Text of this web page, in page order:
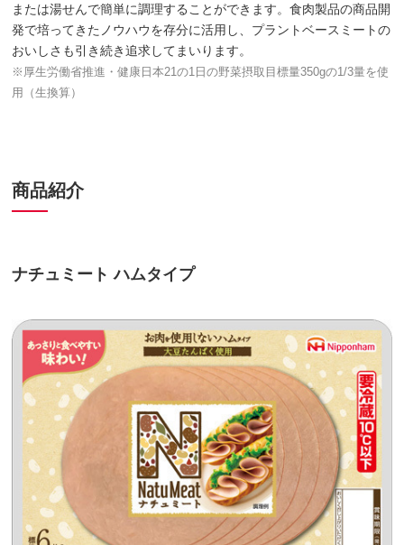
または湯せんで簡単に調理することができます。食肉製品の商品開
発で培ってきたノウハウを存分に活用し、プラントベースミートの
おいしさも引き続き追求してまいります。
※厚生労働省推進・健康日本21の1日の野菜摂取目標量350gの1/3量を使
用（生換算）
商品紹介
ナチュミート ハムタイプ